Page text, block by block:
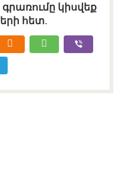
կիսվեք
հետ.